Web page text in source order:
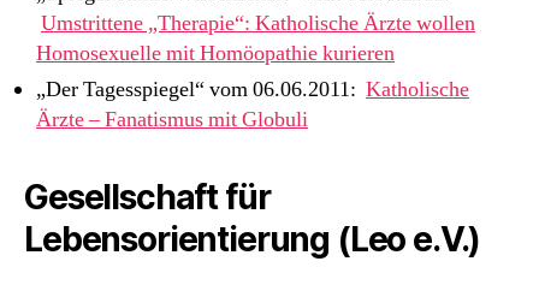
Umstrittene „Therapie“: Katholische Ärzte wollen
Homosexuelle mit Homöopathie kurieren
„Der Tagesspiegel“ vom 06.06.2011: Katholische
Ärzte – Fanatismus mit Globuli
Gesellschaft für
Lebensorientierung (Leo e.V.)